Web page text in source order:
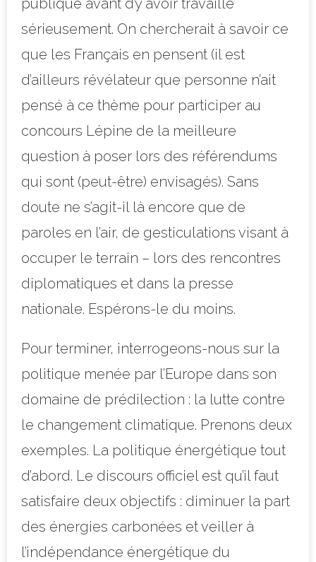
publique avant d’y avoir travaillé
sérieusement. On chercherait à savoir ce
que les Français en pensent (il est
d’ailleurs révélateur que personne n’ait
pensé à ce thème pour participer au
concours Lépine de la meilleure
question à poser lors des référendums
qui sont (peut-être) envisagés). Sans
doute ne s’agit-il là encore que de
paroles en l’air, de gesticulations visant à
occuper le terrain – lors des rencontres
diplomatiques et dans la presse
nationale. Espérons-le du moins.
Pour terminer, interrogeons-nous sur la
politique menée par l’Europe dans son
domaine de prédilection : la lutte contre
le changement climatique. Prenons deux
exemples. La politique énergétique tout
d’abord. Le discours officiel est qu’il faut
satisfaire deux objectifs : diminuer la part
des énergies carbonées et veiller à
l’indépendance énergétique du